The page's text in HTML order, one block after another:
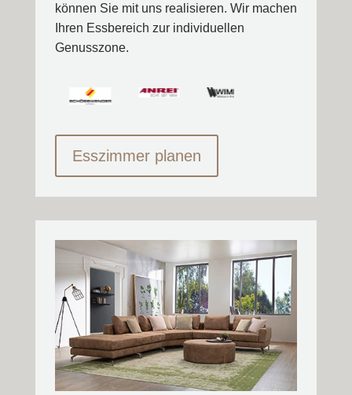
können Sie mit uns realisieren. Wir machen
Ihren Essbereich zur individuellen
Genusszone.
Esszimmer planen